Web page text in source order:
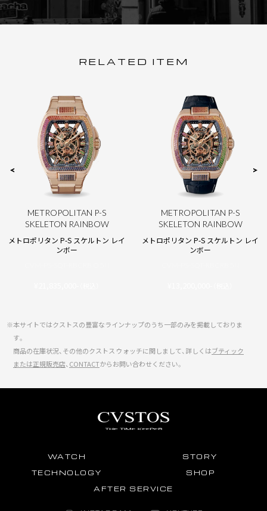
R E L A T E D I T E M
METROPOLITAN P-S
SKELETON RAINBOW
メトロポリタン P-S スケルトン レイ
ンボー
METROPOLITAN P-S
SKELETON RAINBOW
メトロポリタン P-S スケルトン レイ
ンボー
※本サイトではクストスの豊富なラインナップのうち一部のみを掲載しておりま
す。
商品の在庫状況、その他のクストス ウォッチに関しまして、詳しくはブティック
または正規販売店、CONTACTからお問い合わせください。
WATCH
STORY
TECHNOLOGY
SHOP
AFTER SERVICE